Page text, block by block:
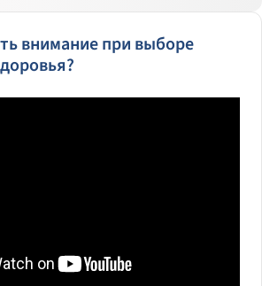
внимание при выборе